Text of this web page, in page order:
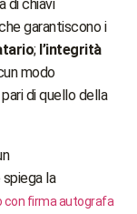
di chiavi
garantiscono i
; l’integrità
modo
di quello della
la
con firma autografa